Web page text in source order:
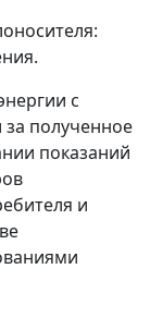
с
полученное
показаний
и